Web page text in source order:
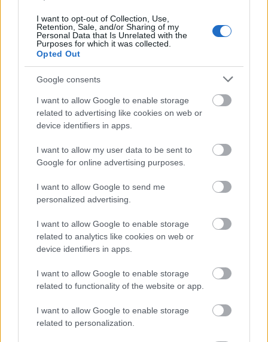
I want to opt-out of Collection, Use,
Retention, Sale, and/or Sharing of my
Personal Data that Is Unrelated with the
Purposes for which it was collected.
Opted Out
Google consents
I want to allow Google to enable storage
related to advertising like cookies on web or
device identifiers in apps.
I want to allow my user data to be sent to
Google for online advertising purposes.
I want to allow Google to send me
personalized advertising.
I want to allow Google to enable storage
related to analytics like cookies on web or
device identifiers in apps.
I want to allow Google to enable storage
related to functionality of the website or app.
I want to allow Google to enable storage
related to personalization.
ukránok, nem késett a válasz
HÍREK 5 órája
Magyar Péter: már 2022-ben tudták, hogy az
energiarendszer a végnapjait éli
dollárt a pénzügyi tróntól!